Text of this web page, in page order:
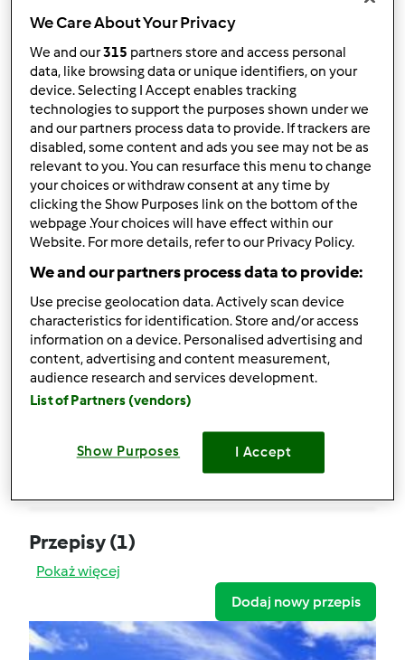
Obserwuj Block
Kasiasiasia2601
Aktualna liczba punktów użytkownika: 5
Który model Thermomix ® posiadasz?
tm6
Najlepszy przepis
Psie ciastka z tuńczykiem
Najczęściej komentowany przepis
Komentarze
Przepisy(1)
Pokaż więcej
Dodaj nowy przepis
We Care About Your Privacy
We and our315 partners store and access personal
data, like browsing data or unique identifiers, on your
device. Selecting I Accept enables tracking
technologies to support the purposes shown under we
and our partners process data to provide. If trackers are
disabled, some content and ads you see may not be as
relevant to you. You can resurface this menu to change
your choices or withdraw consent at any time by
clicking the Show Purposes link on the bottom of the
webpage .Your choices will have effect within our
Website. For more details, refer to our Privacy Policy.
We and our partners process data to provide:
Use precise geolocation data. Actively scan device
characteristics for identification. Store and/or access
information on a device. Personalised advertising and
content, advertising and content measurement,
audience research and services development.
List of Partners (vendors)
Show Purposes I Accept